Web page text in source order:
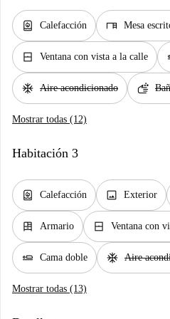
water_heater Calefacción desk Mesa
window_closed Ventana con vista a la calle
ac_unit Aire acondicionado soap
Mostrar todas (12)
Habitación 3
water_heater Calefacción image Exterior
dresser Armario window_closed Ventana con
airline_seat_flat Cama doble ac_unit Aire
Mostrar todas (13)